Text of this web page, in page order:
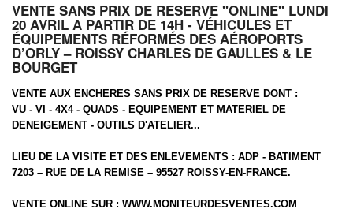
VENTE SANS PRIX DE RESERVE "ONLINE" LUNDI
20 AVRIL A PARTIR DE 14H - VÉHICULES ET
ÉQUIPEMENTS RÉFORMÉS DES AÉROPORTS
D’ORLY – ROISSY CHARLES DE GAULLES & LE
BOURGET
VENTE AUX ENCHERES SANS PRIX DE RESERVE DONT :
VU - VI - 4X4 - QUADS - EQUIPEMENT ET MATERIEL DE
DENEIGEMENT - OUTILS D'ATELIER...
LIEU DE LA VISITE ET DES ENLEVEMENTS : ADP - BATIMENT
7203 – RUE DE LA REMISE – 95527 ROISSY-EN-FRANCE.
VENTE ONLINE SUR : WWW.MONITEURDESVENTES.COM